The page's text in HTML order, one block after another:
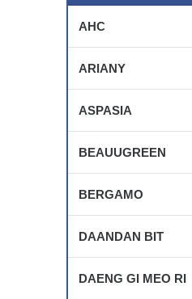
AHC
ARIANY
ASPASIA
BEAUUGREEN
BERGAMO
DAANDAN BIT
DAENG GI MEO RI